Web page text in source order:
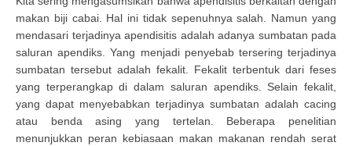
makan biji cabai. Hal ini tidak sepenuhnya salah. Namun yang
mendasari terjadinya apendisitis adalah adanya sumbatan pada
saluran apendiks. Yang menjadi penyebab tersering terjadinya
sumbatan tersebut adalah fekalit. Fekalit terbentuk dari feses
yang terperangkap di dalam saluran apendiks. Selain fekalit,
yang dapat menyebabkan terjadinya sumbatan adalah cacing
atau benda asing yang tertelan. Beberapa penelitian
menunjukkan peran kebiasaan makan makanan rendah serat